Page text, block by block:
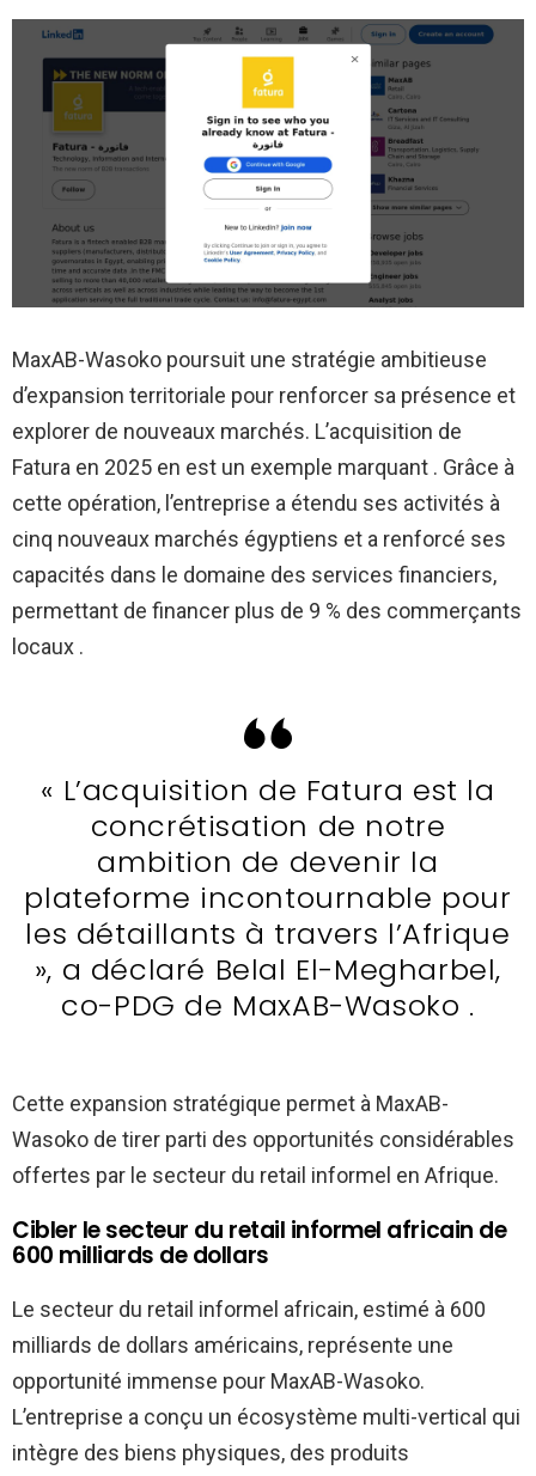
MaxAB-Wasoko poursuit une stratégie ambitieuse
d’expansion territoriale pour renforcer sa présence et
explorer de nouveaux marchés. L’acquisition de
Fatura en 2025 en est un exemple marquant . Grâce à
cette opération, l’entreprise a étendu ses activités à
cinq nouveaux marchés égyptiens et a renforcé ses
capacités dans le domaine des services financiers,
permettant de financer plus de 9 % des commerçants
locaux .
« L’acquisition de Fatura est la
concrétisation de notre
ambition de devenir la
plateforme incontournable pour
les détaillants à travers l’Afrique
», a déclaré Belal El-Megharbel,
co-PDG de MaxAB-Wasoko .
Cette expansion stratégique permet à MaxAB-
Wasoko de tirer parti des opportunités considérables
offertes par le secteur du retail informel en Afrique.
Cibler le secteur du retail informel africain de
600 milliards de dollars
Le secteur du retail informel africain, estimé à 600
milliards de dollars américains, représente une
opportunité immense pour MaxAB-Wasoko.
L’entreprise a conçu un écosystème multi-vertical qui
intègre des biens physiques, des produits